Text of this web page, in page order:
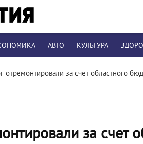
АВТО КУЛЬТУРА
отремонтировали за счет областного
за счет